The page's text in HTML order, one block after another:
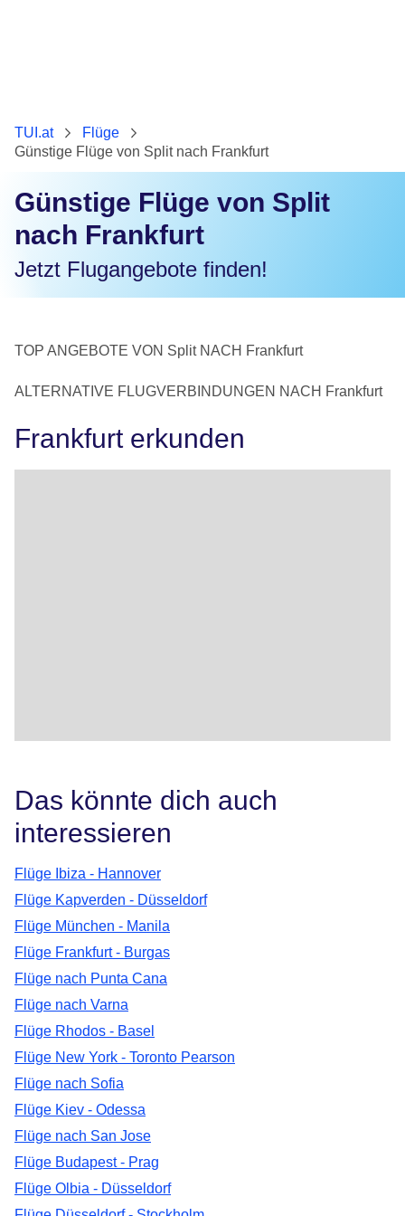
TUI.at
Flüge
Günstige Flüge von Split nach Frankfurt
Günstige Flüge von Split
nach Frankfurt
Jetzt Flugangebote finden!
TOP ANGEBOTE VON Split NACH Frankfurt
ALTERNATIVE FLUGVERBINDUNGEN NACH Frankfurt
Frankfurt erkunden
Das könnte dich auch
interessieren
Flüge Ibiza - Hannover
Flüge Kapverden - Düsseldorf
Flüge München - Manila
Flüge Frankfurt - Burgas
Flüge nach Punta Cana
Flüge nach Varna
Flüge Rhodos - Basel
Flüge New York - Toronto Pearson
Flüge nach Sofia
Flüge Kiev - Odessa
Flüge nach San Jose
Flüge Budapest - Prag
Flüge Olbia - Düsseldorf